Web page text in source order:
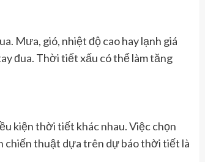
Mưa, gió, nhiệt độ cao hay lạnh giá
đua. Thời tiết xấu có thể làm tăng
kiện thời tiết khác nhau. Việc chọn
chiến thuật dựa trên dự báo thời tiết là